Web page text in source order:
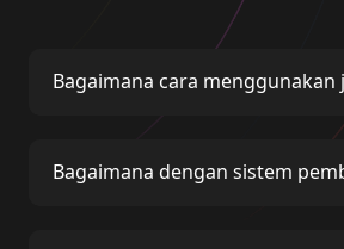
Bagaimana cara menggunakan
Bagaimana dengan sistem